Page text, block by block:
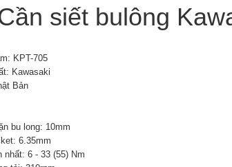
siết bulông
KPT-705
Kawasaki
Bản
bu long: 10mm
6.35mm
6 - 33 (55) Nm